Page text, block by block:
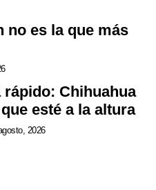
no es la que más
Chihuahua
esté a la altura
2026